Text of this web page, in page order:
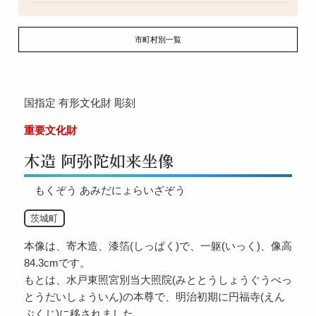
市町村別一覧
国指定 有形文化財 彫刻
重要文化財
木造 阿弥陀如来坐像
もくぞう あみだにょらいざぞう
茨城町
本像は、寄木造、漆箔(しっぱく)で、一躯(いっく)、像高
84.3cmです。
もとは、水戸東照宮別当大照院(みととうしょうぐうべっ
とうだいしょういん)の本尊で、明治初期に円福寺(えん